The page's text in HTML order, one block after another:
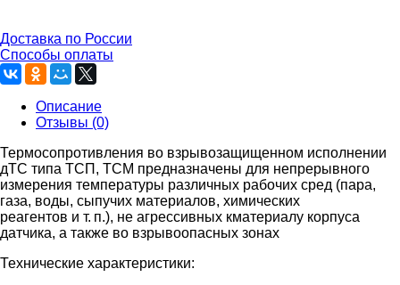
Доставка по России
Способы оплаты
Описание
Отзывы (0)
Термосопротивления во взрывозащищенном исполнении
дТС типа ТСП, ТСМ предназначены для непрерывного
измерения температуры различных рабочих сред (пара,
газа, воды, сыпучих материалов, химических
реагентов и т. п.), не агрессивных кматериалу корпуса
датчика, а также во взрывоопасных зонах
Технические характеристики: